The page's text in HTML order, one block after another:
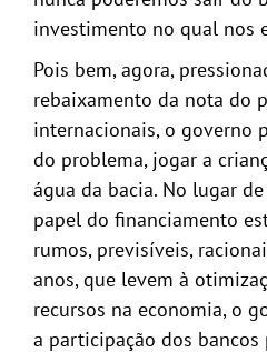
investimento no qual nos
Pois bem, agora,
rebaixamento da nota do
internacionais, o governo
do problema, jogar a
água da bacia. No lugar
papel do financiamento
rumos, previsíveis,
anos, que levem à
recursos na economia, o
a participação dos